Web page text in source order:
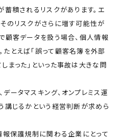
蓄積されるリスクがあります。エ
のリスクがさらに増す可能性が
顧客データを扱う場合、個人情報
とえば「誤って顧客名簿を外部
まった」といった事故は大きな問
ータマスキング、オンプレミス運
講じるかという経営判断が求めら
報保護規制に関わる企業にとって